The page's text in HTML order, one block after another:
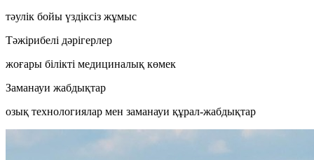
тәулік бойы үздіксіз жұмыс
Тәжірибелі дәрігерлер
жоғары білікті медициналық көмек
Заманауи жабдықтар
озық технологиялар мен заманауи құрал-жабдықтар